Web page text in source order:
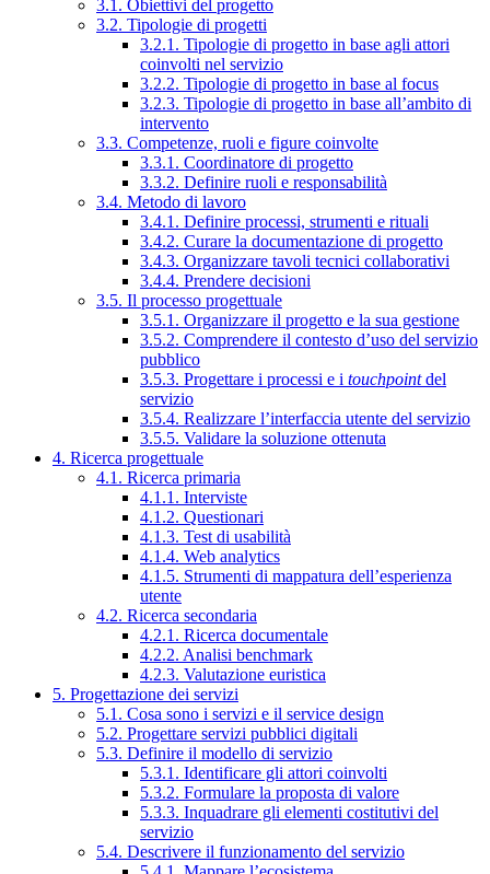
3.1. Obiettivi del progetto
3.2. Tipologie di progetti
3.2.1. Tipologie di progetto in base agli attori
coinvolti nel servizio
3.2.2. Tipologie di progetto in base al focus
3.2.3. Tipologie di progetto in base all’ambito di
intervento
3.3. Competenze, ruoli e figure coinvolte
3.3.1. Coordinatore di progetto
3.3.2. Definire ruoli e responsabilità
3.4. Metodo di lavoro
3.4.1. Definire processi, strumenti e rituali
3.4.2. Curare la documentazione di progetto
3.4.3. Organizzare tavoli tecnici collaborativi
3.4.4. Prendere decisioni
3.5. Il processo progettuale
3.5.1. Organizzare il progetto e la sua gestione
3.5.2. Comprendere il contesto d’uso del servizio
pubblico
3.5.3. Progettare i processi e i touchpointdel
servizio
3.5.4. Realizzare l’interfaccia utente del servizio
3.5.5. Validare la soluzione ottenuta
4. Ricerca progettuale
4.1. Ricerca primaria
4.1.1. Interviste
4.1.2. Questionari
4.1.3. Test di usabilità
4.1.4. Web analytics
4.1.5. Strumenti di mappatura dell’esperienza
utente
4.2. Ricerca secondaria
4.2.1. Ricerca documentale
4.2.2. Analisi benchmark
4.2.3. Valutazione euristica
5. Progettazione dei servizi
5.1. Cosa sono i servizi e il service design
5.2. Progettare servizi pubblici digitali
5.3. Definire il modello di servizio
5.3.1. Identificare gli attori coinvolti
5.3.2. Formulare la proposta di valore
5.3.3. Inquadrare gli elementi costitutivi del
servizio
5.4. Descrivere il funzionamento del servizio